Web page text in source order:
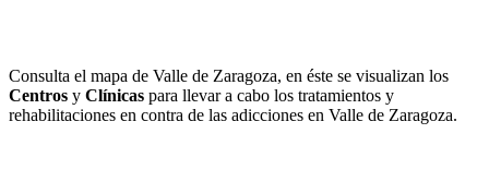
Consulta el mapa de Valle de Zaragoza, en éste se visualizan los
Centros y Clínicas para llevar a cabo los tratamientos y
rehabilitaciones en contra de las adicciones en Valle de Zaragoza.